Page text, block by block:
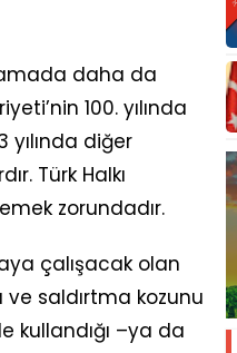
daha da
100. yılında
yılında diğer
Türk Halkı
zorundadır.
çalışacak olan
ve saldırtma kozunu
kullandığı –ya da